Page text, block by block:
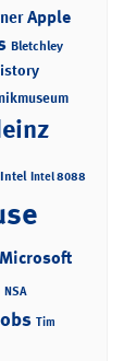
Apple
Bletchley
Intel Intel 8088
Microsoft
NSA
Tim